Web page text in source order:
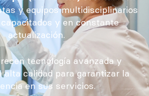
y equipos multidisciplinarios
y en constante
actualización.
tecnología avanzada y
alta calidad para garantizar la
en sus servicios.